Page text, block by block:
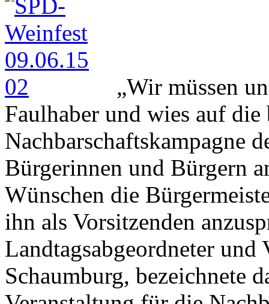
„Wir müssen
Faulhaber und wies auf die
Nachbarschaftskampagne
Bürgerinnen und Bürgern
Wünschen die
ihn als Vorsitzenden
Landtagsabgeordneter und
Schaumburg, bezeichnete